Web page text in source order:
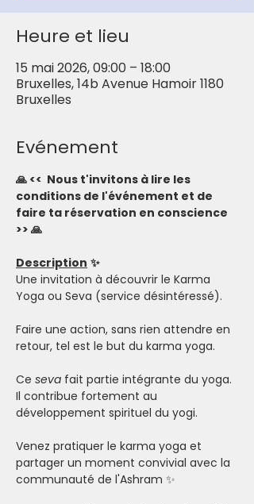
Heure et lieu
15 mai 2026, 09:00 – 18:00
Bruxelles, 14b Avenue Hamoir 1180
Bruxelles
Evénement
🙏 <<  Nous t'invitons à lire les
conditions de l'événement et de
faire ta réservation en conscience
>> 🙏
Description ✨
Une invitation à découvrir le Karma
Yoga ou Seva (service désintéressé).
Faire une action, sans rien attendre en
retour, tel est le but du karma yoga.
Ce seva fait partie intégrante du yoga.
Il contribue fortement au
développement spirituel du yogi.
Venez pratiquer le karma yoga et
partager un moment convivial avec la
communauté de l'Ashram ✨